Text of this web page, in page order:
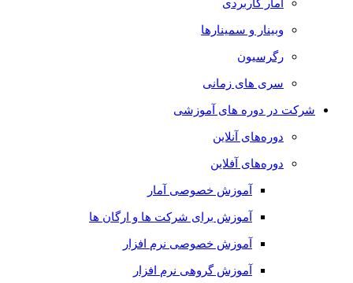
آمار کاربردی
وبینار و سمینارها
رگرسیون
سری های زمانی
شرکت در دوره های آموزشی
دوره‌های آنلاین
دوره‌های آفلاین
آموزش خصوصی آمار
آموزش برای شرکت ها و ارگان ها
آموزش خصوصی نرم افزار
آموزش گروهی نرم افزار